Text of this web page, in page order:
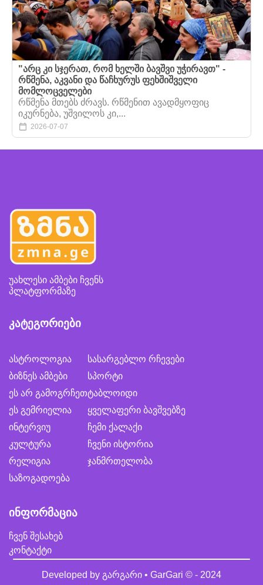
"არც კი სჯერათ, რომ ხელში ბავშვი უჭირავთ" -
რწმენა, აკვანი და წაჩხურუს ფეხშიშველი
მომლოცველები
რწმენა მთებს ძრავს. რწმენით ავადმყოფიც
იკურნება, უშვილოს კი,...
2026-07-07
უახლესი ამბები ჩვენს
პლატფორმაზე
კატეგორიები
ასტროლოგია
ბიზნეს ამბები
ეს არ გამოგრჩეთ
ეს გემრიელია
ინტერვიუ
კულტურა
რელიგია
საზოგადოება
სასარგებლო რჩევები
სპორტი
ტაბლოიდი
ყველაფერი ბავშვებზე
ჩემი ქალაქი
ჩვენი ისტორია
ჯანმრთელობა
ინფორმაცია
ჩვენ შესახებ
კონტაქტი
Developed by გარგარი • GarGari © - 2024